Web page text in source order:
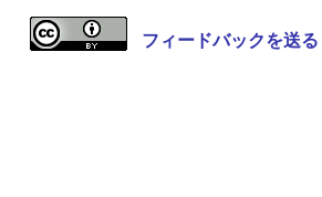
フィードバックを送る